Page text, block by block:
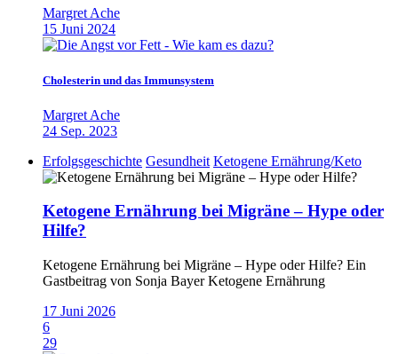
Margret Ache
15 Juni 2024
Cholesterin und das Immunsystem
Margret Ache
24 Sep. 2023
Erfolgsgeschichte Gesundheit Ketogene Ernährung/Keto
Ketogene Ernährung bei Migräne – Hype oder
Hilfe?
Ketogene Ernährung bei Migräne – Hype oder Hilfe? Ein
Gastbeitrag von Sonja Bayer Ketogene Ernährung
17 Juni 2026
6
29